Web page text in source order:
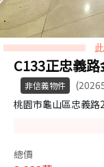
C133正忠義
非信義物件
桃園市龜山區忠義路
總價